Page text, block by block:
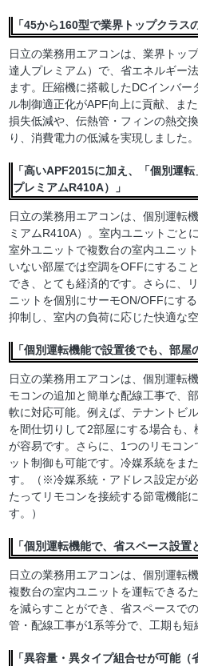
「45から160型で業界トップクラス
日立の業務用エアコンは、業界トッ
達人プレミアム）で、省エネルギー
ます。圧縮機に搭載したDCインバー
ル制御適正化がAPF向上に貢献、ま
損失低減や、伝熱管・フィンの熱交
り、消費電力の低減を実現しました。
「高いAPF2015に加え、「個別運
プレミアムR410A）」
日立の業務用エアコンは、個別運転
ミアムR410A）。室内ユニットごと
室外ユニットで複数台の室内ユニッ
いない部屋では空調をOFFにするこ
でき、とても経済的です。さらに、
ニットを個別にサーモON/OFFにす
抑制し、室内の負荷に応じた快適な
「個別運転機能で設置後でも、部屋
日立の業務用エアコンは、個別運転
モコンの追加と簡単な配線工事で、
軟に対応可能。例えば、テナントビ
を間仕切りして2部屋にする場合も
が容易です。さらに、1つのリモコ
ット制御も可能です。冷媒系統をま
す。（※冷媒系統・アドレス設定が
たってリモコンを接続する節電機能
す。）
「個別運転機能で、省スペース設置
日立の業務用エアコンは、個別運転
複数台の室内ユニットを運転できる
を減らすことができ、省スペースで
管・配線工事が1系等分で、工期も短
「異容量・異タイプ組合せが可能